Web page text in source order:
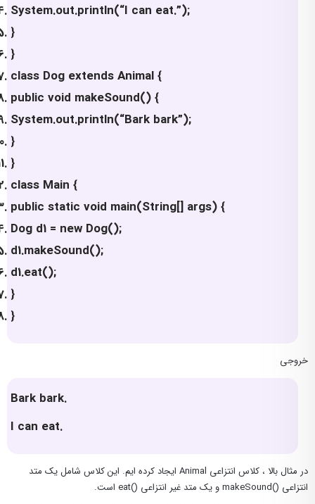
System.out.println(“I can eat.”);
}
}
class Dog extends Animal {
public void makeSound() {
System.out.println(“Bark bark”);
}
}
class Main {
public static void main(String[] args) {
Dog d1 = new Dog();
d1.makeSound();
d1.eat();
}
}
خروجی
Bark bark.
I can eat.
در مثال بالا ، کلاس انتزاعی Animal ایجاد کرده ایم. این کلاس شامل یک متد
انتزاعی ()makeSound و یک متد غیر انتزاعی ()eat است.